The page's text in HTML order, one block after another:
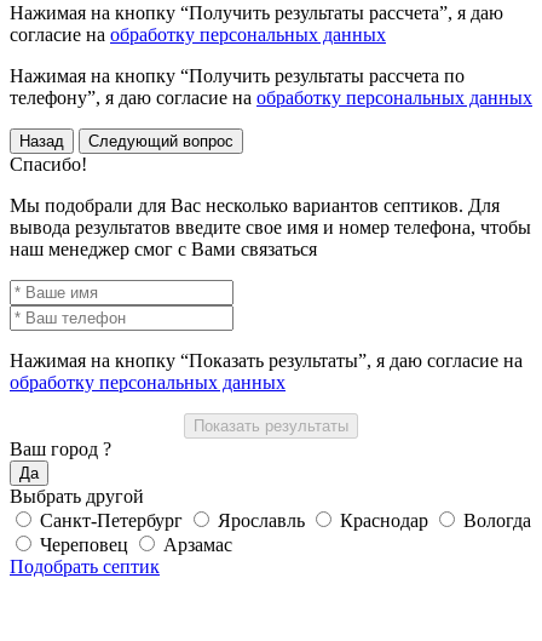
Нажимая на кнопку “Получить результаты рассчета”, я даю
согласие на обработку персональных данных
Нажимая на кнопку “Получить результаты рассчета по
телефону”, я даю согласие на обработку персональных данных
Назад Следующий вопрос
Спасибо!
Мы подобрали для Вас несколько вариантов септиков. Для
вывода результатов введите свое имя и номер телефона, чтобы
наш менеджер смог с Вами связаться
Нажимая на кнопку “Показать результаты”, я даю согласие на
обработку персональных данных
Ваш город ?
Выбрать другой
Санкт-Петербург
Ярославль Краснодар
Вологда
Череповец
Арзамас
Подобрать септик